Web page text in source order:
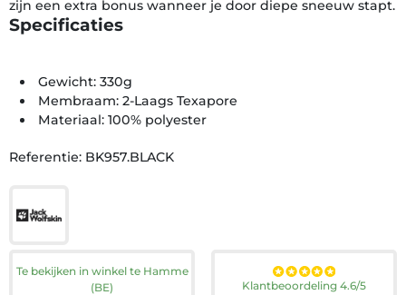
zijn een extra bonus wanneer je door diepe sneeuw stapt.
Specificaties
Gewicht: 330g
Membraam: 2-Laags Texapore
Materiaal: 100% polyester
Referentie: BK957.BLACK
Te bekijken in winkel te Hamme
(BE)
Klantbeoordeling 4.6/5